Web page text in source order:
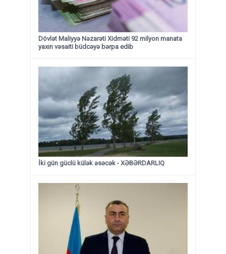
Dövlət Maliyyə Nəzarəti Xidməti 92 milyon manata
yaxın vəsaiti büdcəyə bərpa edib
İki gün güclü külək əsəcək - XƏBƏRDARLIQ